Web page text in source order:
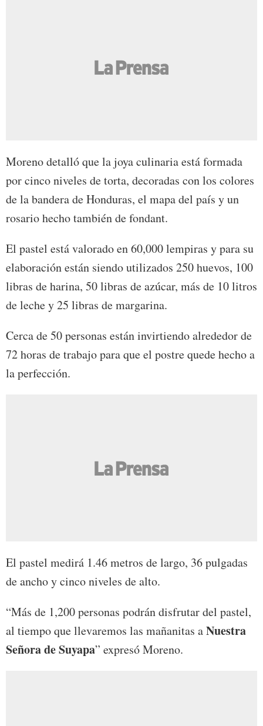
Moreno detalló que la joya culinaria está formada
por cinco niveles de torta, decoradas con los colores
de la bandera de Honduras, el mapa del país y un
rosario hecho también de fondant.
El pastel está valorado en 60,000 lempiras y para su
elaboración están siendo utilizados 250 huevos, 100
libras de harina, 50 libras de azúcar, más de 10 litros
de leche y 25 libras de margarina.
Cerca de 50 personas están invirtiendo alrededor de
72 horas de trabajo para que el postre quede hecho a
la perfección.
El pastel medirá 1.46 metros de largo, 36 pulgadas
de ancho y cinco niveles de alto.
“Más de 1,200 personas podrán disfrutar del pastel,
al tiempo que llevaremos las mañanitas aNuestra
Señora de Suyapa” expresó Moreno.